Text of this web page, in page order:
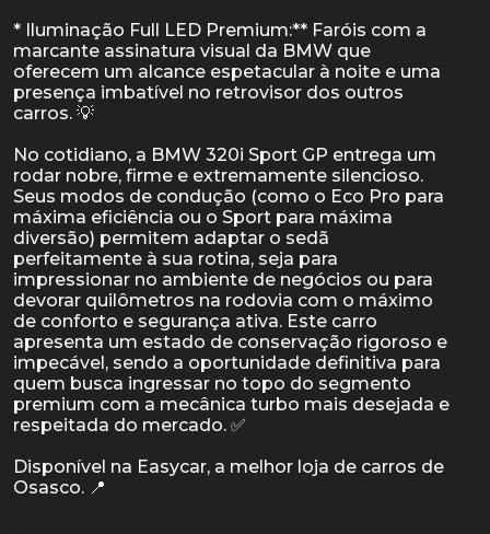
* Iluminação Full LED Premium:** Faróis com a
marcante assinatura visual da BMW que
oferecem um alcance espetacular à noite e uma
presença imbatível no retrovisor dos outros
carros. 💡
No cotidiano, a BMW 320i Sport GP entrega um
rodar nobre, firme e extremamente silencioso.
Seus modos de condução (como o Eco Pro para
máxima eficiência ou o Sport para máxima
diversão) permitem adaptar o sedã
perfeitamente à sua rotina, seja para
impressionar no ambiente de negócios ou para
devorar quilômetros na rodovia com o máximo
de conforto e segurança ativa. Este carro
apresenta um estado de conservação rigoroso e
impecável, sendo a oportunidade definitiva para
quem busca ingressar no topo do segmento
premium com a mecânica turbo mais desejada e
respeitada do mercado. ✅
Disponível na Easycar, a melhor loja de carros de